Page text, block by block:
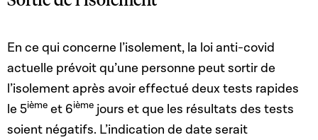
En ce qui concerne l’isolement, la loi anti-covid
actuelle prévoit qu’une personne peut sortir de
l’isolement après avoir effectué deux tests rapides
le 5ième et 6ième jours et que les résultats des tests
soient négatifs. L’indication de date serait